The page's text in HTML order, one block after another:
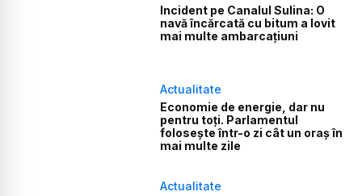
Incident pe Canalul Sulina: O
navă încărcată cu bitum a lovit
mai multe ambarcațiuni
Actualitate
Economie de energie, dar nu
pentru toți. Parlamentul
folosește într-o zi cât un oraș în
mai multe zile
Actualitate